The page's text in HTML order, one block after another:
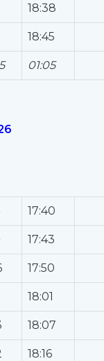
18:38
18:45
01:05
17:40
17:43
17:50
18:01
18:07
18:16